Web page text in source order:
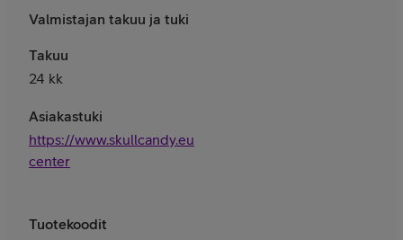
Valmistajan takuu ja tuki
Takuu
24 kk
Asiakastuki
https://www.skullcandy.eu/pages/help-
center
Tuotekoodit